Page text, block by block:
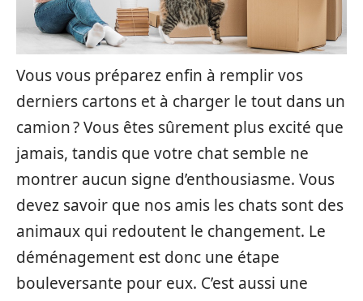
Vous vous préparez enfin à remplir vos
derniers cartons et à charger le tout dans un
camion ? Vous êtes sûrement plus excité que
jamais, tandis que votre chat semble ne
montrer aucun signe d’enthousiasme. Vous
devez savoir que nos amis les chats sont des
animaux qui redoutent le changement. Le
déménagement est donc une étape
bouleversante pour eux. C’est aussi une